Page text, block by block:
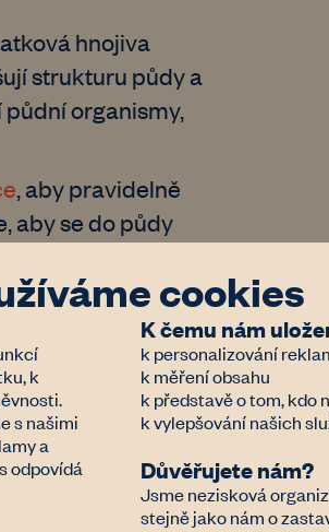
hnojiva
strukturu půdy a
organismy,
, aby pravidelně
aby se do půdy
plodin může
za 2-5 let. Při
aplikaci se
hnojiva, pokud
cookies
k
s našimi
a
odpovídá
K čemu nám
k personalizování
k měření obsahu
k představě o tom, kdo
k vylepšování našich
Důvěřujete nám?
Jsme nezisková
stejně jako nám o